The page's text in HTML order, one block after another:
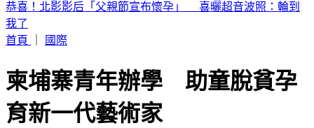
快訊／阿拉斯加規模5.6地震！震源深度僅10公里
首頁
柬埔寨青年辦學 助童脫貧孕
育新一代藝術家